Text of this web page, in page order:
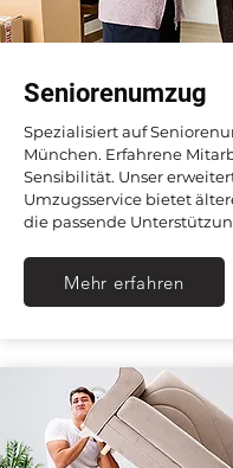
Seniorenumzug
Spezialisiert auf
München. Erfahrene
Sensibilität. Unser
Umzugsservice bietet
die passende
Mehr erfahren